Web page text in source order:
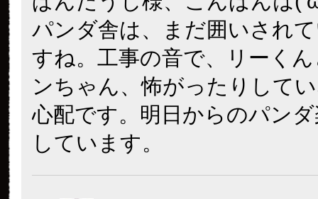
パンダ舎は、まだ囲いされ
すね。工事の音で、リーく
ンちゃん、怖がったりして
心配です。明日からのパン
しています。